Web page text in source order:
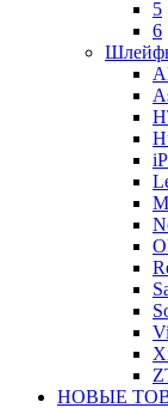
5
6
НОВЫЕ